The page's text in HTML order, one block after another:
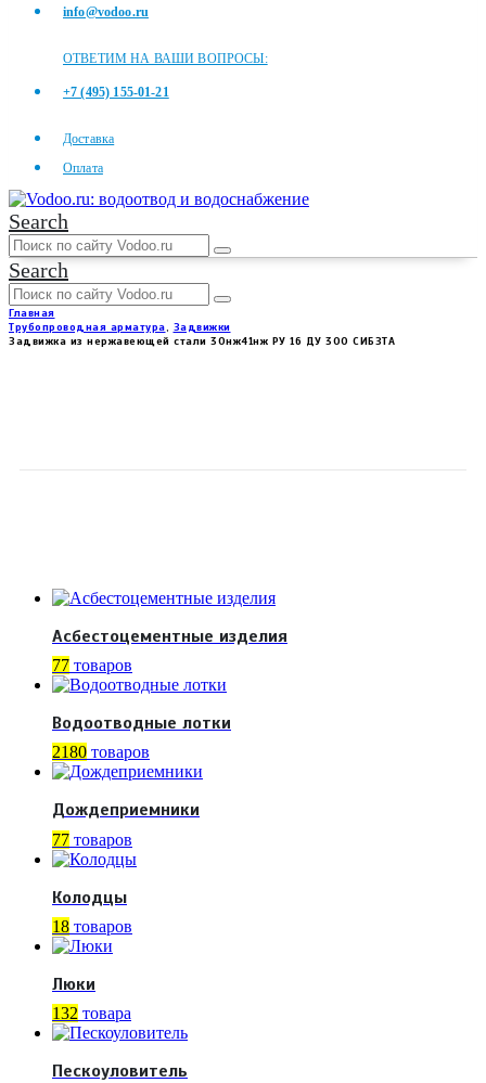
info@vodoo.ru
ОТВЕТИМ НА ВАШИ ВОПРОСЫ:
+7 (495) 155-01-21
Доставка
Оплата
Search
Search
Главная
Трубопроводная арматура, Задвижки
Задвижка из нержавеющей стали 30нж41нж РУ 16 ДУ 300 СИБЗТА
Асбестоцементные изделия
77 товаров
Водоотводные лотки
2180 товаров
Дождеприемники
77 товаров
Колодцы
18 товаров
Люки
132 товара
Пескоуловитель